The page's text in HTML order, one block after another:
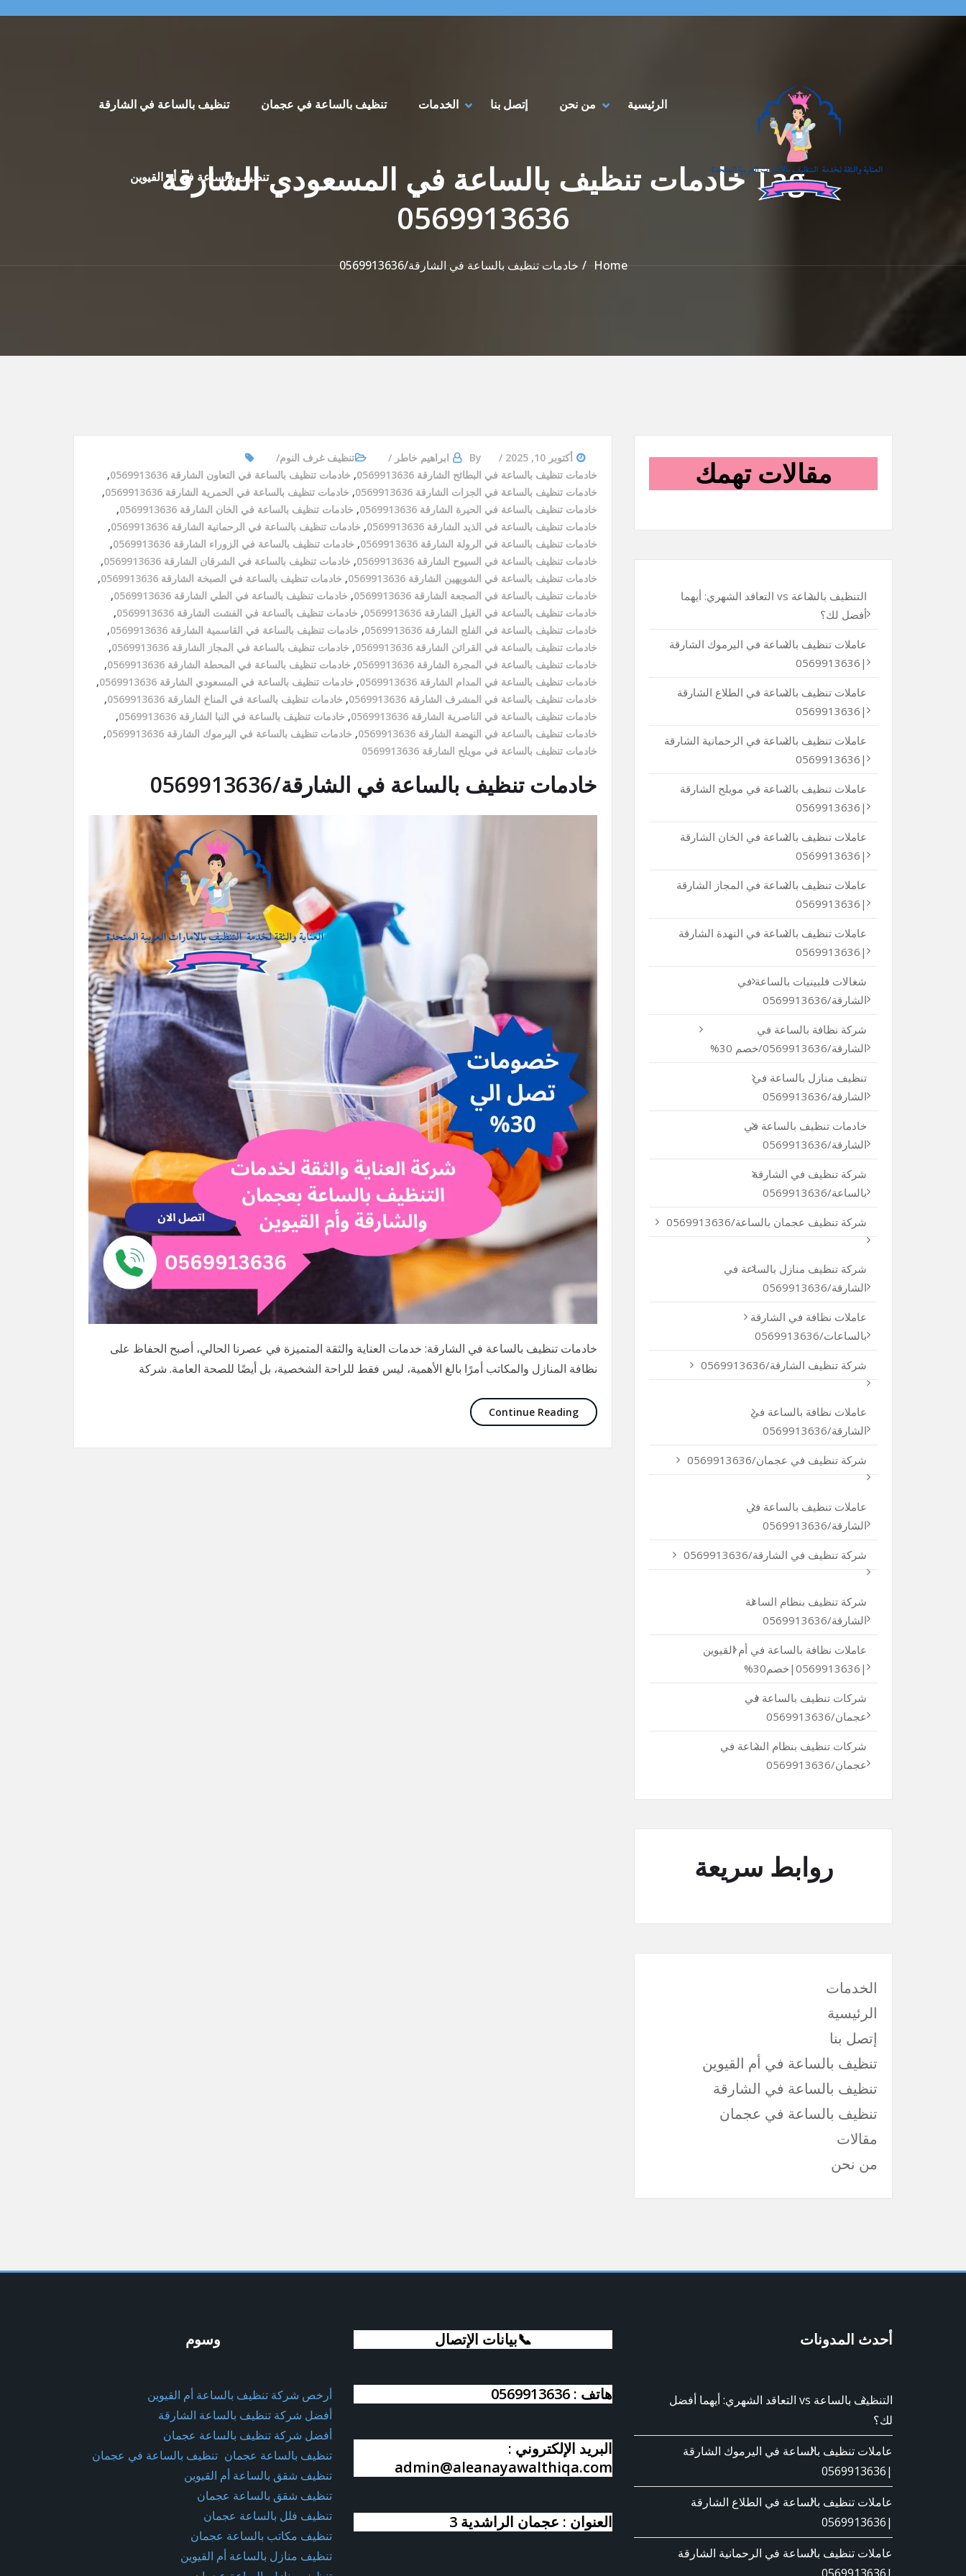
الرئيسية من نحن إتصل بنا الخدمات تنظيف بالساعة في عجمان تنظيف بالساعة في الشارقة
تنظيف بالساعة في أم القيوين
Tag خادمات تنظيف بالساعة في المسعودي الشارقة
0569913636
Home خادمات تنظيف بالساعة في الشارقة/0569913636
أكتوبر 10, 2025 By ابراهيم خاطر
تنظيف غرف النوم
خادمات تنظيف بالساعة في البطائح الشارقة 0569913636
, خادمات تنظيف بالساعة في التعاون الشارقة 0569913636
,
خادمات تنظيف بالساعة في الجزات الشارقة 0569913636
, خادمات تنظيف بالساعة في الحمرية الشارقة 0569913636
,
خادمات تنظيف بالساعة في الحيرة الشارقة 0569913636
, خادمات تنظيف بالساعة في الخان الشارقة 0569913636
,
خادمات تنظيف بالساعة في الذيد الشارقة 0569913636
, خادمات تنظيف بالساعة في الرحمانية الشارقة 0569913636
,
خادمات تنظيف بالساعة في الرولة الشارقة 0569913636
, خادمات تنظيف بالساعة في الزوراء الشارقة 0569913636
,
خادمات تنظيف بالساعة في السيوح الشارقة 0569913636
, خادمات تنظيف بالساعة في الشرقان الشارقة 0569913636
,
خادمات تنظيف بالساعة في الشويهين الشارقة 0569913636
, خادمات تنظيف بالساعة في الصبخة الشارقة 0569913636
,
خادمات تنظيف بالساعة في الصجعة الشارقة 0569913636
, خادمات تنظيف بالساعة في الطي الشارقة 0569913636
,
خادمات تنظيف بالساعة في الغيل الشارقة 0569913636
, خادمات تنظيف بالساعة في الفشت الشارقة 0569913636
,
خادمات تنظيف بالساعة في الفلج الشارقة 0569913636
, خادمات تنظيف بالساعة في القاسمية الشارقة 0569913636
,
خادمات تنظيف بالساعة في القرائن الشارقة 0569913636
, خادمات تنظيف بالساعة في المجاز الشارقة 0569913636
,
خادمات تنظيف بالساعة في المجرة الشارقة 0569913636
, خادمات تنظيف بالساعة في المحطة الشارقة 0569913636
,
خادمات تنظيف بالساعة في المدام الشارقة 0569913636
, خادمات تنظيف بالساعة في المسعودي الشارقة 0569913636
,
خادمات تنظيف بالساعة في المشرف الشارقة 0569913636
, خادمات تنظيف بالساعة في المناخ الشارقة 0569913636
,
خادمات تنظيف بالساعة في الناصرية الشارقة 0569913636
, خادمات تنظيف بالساعة في النبا الشارقة 0569913636
,
خادمات تنظيف بالساعة في النهضة الشارقة 0569913636
, خادمات تنظيف بالساعة في اليرموك الشارقة 0569913636
,
خادمات تنظيف بالساعة في مويلح الشارقة 0569913636
خادمات تنظيف بالساعة في الشارقة/0569913636
خادمات تنظيف بالساعة في الشارقة: خدمات العناية والثقة المتميزة في عصرنا الحالي، أصبح الحفاظ على
نظافة المنازل والمكاتب أمرًا بالغ الأهمية، ليس فقط للراحة الشخصية، بل أيضًا للصحة العامة. شركة
Continue Reading
مقالات تهمك
التنظيف بالساعة vs التعاقد الشهري: أيهما
أفضل لك؟
عاملات تنظيف بالساعة في اليرموك الشارقة
|0569913636
عاملات تنظيف بالساعة في الطلاع الشارقة
|0569913636
عاملات تنظيف بالساعة في الرحمانية الشارقة
|0569913636
عاملات تنظيف بالساعة في مويلح الشارقة
|0569913636
عاملات تنظيف بالساعة في الخان الشارقة
|0569913636
عاملات تنظيف بالساعة في المجاز الشارقة
|0569913636
عاملات تنظيف بالساعة في النهدة الشارقة
|0569913636
شغالات فلبينيات بالساعة في
الشارقة/0569913636
شركة نظافة بالساعة في
الشارقة/0569913636/خصم 30%
تنظيف منازل بالساعة في
الشارقة/0569913636
خادمات تنظيف بالساعة في
الشارقة/0569913636
شركة تنظيف في الشارقة
بالساعة/0569913636
شركة تنظيف عجمان بالساعة/0569913636
شركة تنظيف منازل بالساعة في
الشارقة/0569913636
عاملات نظافة في الشارقة
بالساعات/0569913636
شركة تنظيف الشارقة/0569913636
عاملات نظافة بالساعة في
الشارقة/0569913636
شركة تنظيف في عجمان/0569913636
عاملات تنظيف بالساعة في
الشارقة/0569913636
شركة تنظيف في الشارقة/0569913636
شركة تنظيف بنظام الساعة
الشارقة/0569913636
عاملات نظافة بالساعة في أم القيوين
|0569913636|خصم30%
شركات تنظيف بالساعة في
عجمان/0569913636
شركات تنظيف بنظام الساعة في
عجمان/0569913636
روابط سريعة
الخدمات
الرئيسية
إتصل بنا
تنظيف بالساعة في أم القيوين
تنظيف بالساعة في الشارقة
تنظيف بالساعة في عجمان
مقالات
من نحن
وسوم
أرخص شركة تنظيف بالساعة أم القيوين
أفضل شركة تنظيف بالساعة الشارقة
أفضل شركة تنظيف بالساعة عجمان
تنظيف بالساعة عجمان تنظيف بالساعة في عجمان
تنظيف شقق بالساعة أم القيوين
تنظيف شقق بالساعة عجمان
تنظيف فلل بالساعة عجمان
تنظيف مكاتب بالساعة عجمان
تنظيف منازل بالساعة أم القيوين
📞بيانات الإتصال
هاتف : 0569913636
البريد الإلكتروني :
admin@aleanayawalthiqa.com
العنوان : عجمان الراشدية 3
أحدث المدونات
التنظيف بالساعة vs التعاقد الشهري: أيهما أفضل
لك؟
عاملات تنظيف بالساعة في اليرموك الشارقة
|0569913636
عاملات تنظيف بالساعة في الطلاع الشارقة
|0569913636
عاملات تنظيف بالساعة في الرحمانية الشارقة